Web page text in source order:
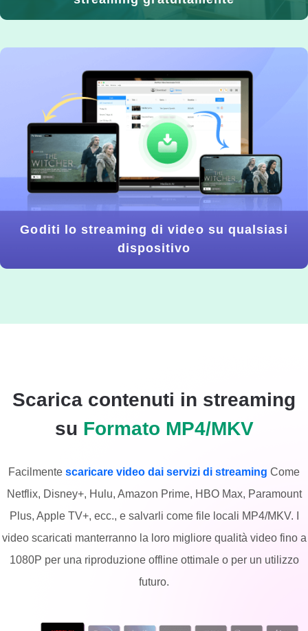
dai video in streaming, che consente di scaricare
modo permanente.
Goditi lo streaming di video su qualsiasi
dispositivo
Scarica contenuti in streaming
su Formato MP4/MKV
Facilmente scaricare video dai servizi di streaming Come
Netflix, Disney+, Hulu, Amazon Prime, HBO Max, Paramount
Plus, Apple TV+, ecc., e salvarli come file locali MP4/MKV. I
video scaricati manterranno la loro migliore qualità video fino a
1080P per una riproduzione offline ottimale o per un utilizzo
futuro.